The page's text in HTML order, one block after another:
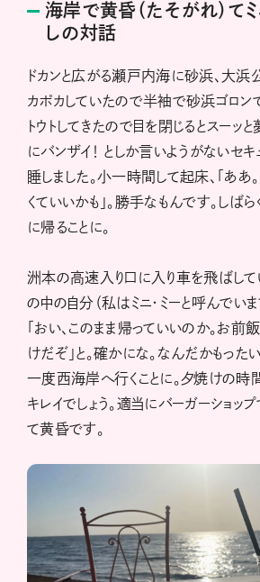
海岸で黄昏（たそがれ）てミ
しの対話
ドカンと広がる瀬戸内海に砂浜、大浜
カポカしていたので半袖で砂浜ゴロン
トウトしてきたので目を閉じるとスーッ
にバンザイ！ としか言いようがないセ
睡しました。小一時間して起床、「ああ
くていいかも」。勝手なもんです。しば
に帰ることに。
洲本の高速入り口に入り車を飛ばして
の中の自分（私はミニ・ミーと呼んでい
「おい、このまま帰っていいのか。お
けだぞ」と。確かにな。なんだかもった
一度西海岸へ行くことに。夕焼けの
キレイでしょう。適当にバーガーショッ
て黄昏です。